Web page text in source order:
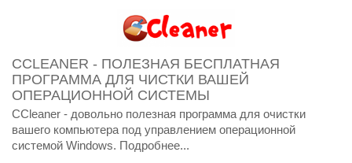
CCLEANER - ПОЛЕЗНАЯ БЕСПЛАТНАЯ
ПРОГРАММА ДЛЯ ЧИСТКИ ВАШЕЙ
ОПЕРАЦИОННОЙ СИСТЕМЫ
CCleaner - довольно полезная программа для очистки
вашего компьютера под управлением операционной
системой Windows. Подробнее...